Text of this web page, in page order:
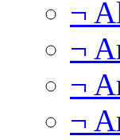
¬
¬
¬
¬